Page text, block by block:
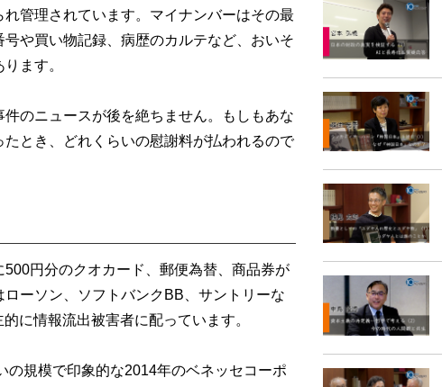
管理されています。マイナンバーはその最
や買い物記録、病歴のカルテなど、おいそ
ます。
のニュースが後を絶ちません。もしもあな
とき、どれくらいの慰謝料が払われるので
円分のクオカード、郵便為替、商品券が
ーソン、ソフトバンクBB、サントリーな
に情報流出被害者に配っています。
規模で印象的な2014年のベネッセコーポ